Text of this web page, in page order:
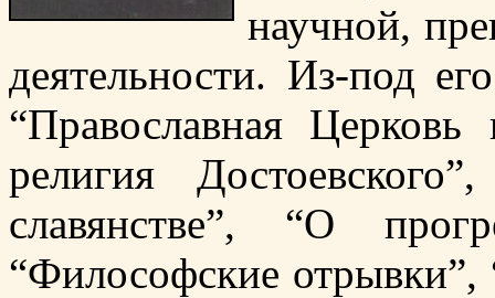
научной,
деятельности. Из-под
“Православная
религия
славянстве”, “О
“Философские отрывки”,